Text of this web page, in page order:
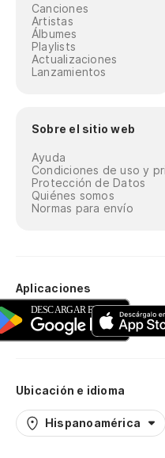
Canciones
Artistas
Álbumes
Playlists
Actualizaciones
Lanzamientos
Sobre el sitio web
Ayuda
Condiciones de uso y
Protección de Datos
Quiénes somos
Normas para envío
Aplicaciones
Ubicación e idioma
Hispanoamérica